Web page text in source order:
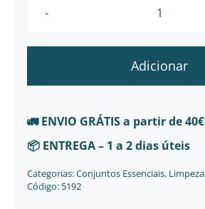
original
era:
3,50 €.
atual
é:
2,20 €.
Escova
para
Adicionar
🚛ENVIO GRÁTISa partir de 40€
📦 ENTREGA– 1 a 2 dias úteis
Categorias:Conjuntos Essenciais, Limpeza
Código: 5192